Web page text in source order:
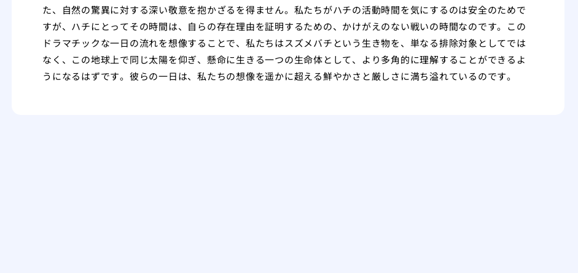
た、自然の驚異に対する深い敬意を抱かざるを得ません。私たちがハチの活動時間を気にするのは安全のためで
すが、ハチにとってその時間は、自らの存在理由を証明するための、かけがえのない戦いの時間なのです。この
ドラマチックな一日の流れを想像することで、私たちはスズメバチという生き物を、単なる排除対象としてでは
なく、この地球上で同じ太陽を仰ぎ、懸命に生きる一つの生命体として、より多角的に理解することができるよ
うになるはずです。彼らの一日は、私たちの想像を遥かに超える鮮やかさと厳しさに満ち溢れているのです。